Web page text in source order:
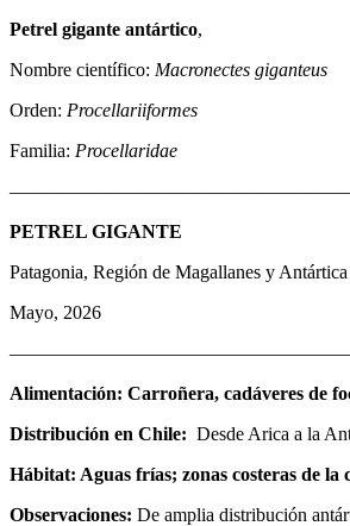
Petrel gigante antártico,
Nombre científico: Macronectes giganteus
Orden: Procellariiformes
Familia: Procellaridae
PETREL GIGANTE
Patagonia, Región de Magallanes y
Mayo, 2026
Alimentación: Carroñera, cadáveres de
Distribución en Chile: Desde Arica a la
Hábitat: Aguas frías; zonas costeras de
Observaciones: De amplia distribución